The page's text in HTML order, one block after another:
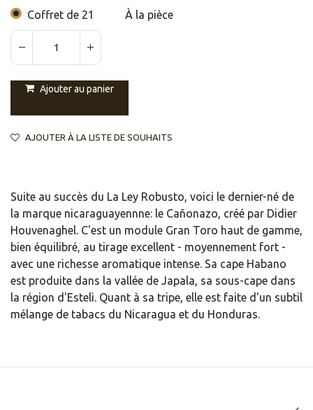
Coffret de 21 À la pièce
Ajouter au panier
AJOUTER À LA LISTE DE SOUHAITS
Suite au succès du La Ley Robusto, voici le dernier-né de
la marque nicaraguayennne: le Cañonazo, créé par Didier
Houvenaghel. C'est un module Gran Toro haut de gamme,
bien équilibré, au tirage excellent - moyennement fort -
avec une richesse aromatique intense. Sa cape Habano
est produite dans la vallée de Japala, sa sous-cape dans
la région d'Esteli. Quant à sa tripe, elle est faite d'un subtil
mélange de tabacs du Nicaragua et du Honduras.